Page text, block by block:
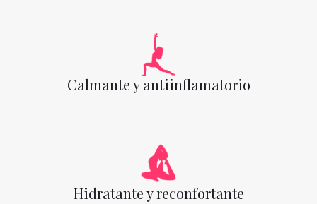
Calmante y antiinflamatorio
Hidratante y reconfortante